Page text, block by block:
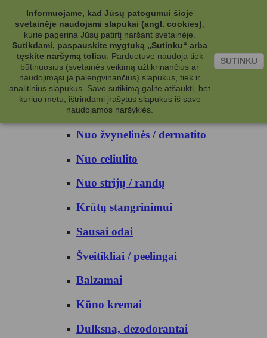
Kategorijos
Kosmetika
Kūno priežiūrai
Nuo prakaito
Kūno prausikliai
Nuo žvynelinės / dermatito
Nuo celiulito
Nuo strijų / randų
Krūtų stangrinimui
Sausai odai
Šveitikliai / peelingai
Balzamai
Kūno kremai
Dulksna, dezodorantai
Informuojame, kad Jūsų patogumui šioje
svetainėje naudojami slapukai (angl. cookies)
kurie pagerina Jūsų patirtį naršant svetainėje.
Sutikdami, paspauskite mygtuką „Sutinku“ arba
tęskite naršymą toliau
Parduotuvė naudoja tiek
būtinuosius (svetainės veikimą užtikrinančius ar
naudojimąsi ja palengvinančius) slapukus, tiek ir
analitinius slapukus. Savo sutikimą galite atšaukti, bet
kuriuo metu, ištrindami įrašytus slapukus iš savo
naudojamos naršyklės.
SUTINKU